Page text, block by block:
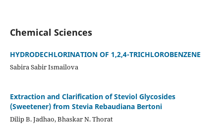
Chemical Sciences
HYDRODECHLORINATION OF 1,2,4-TRICHLOROBENZENE
Sabira Sabir Ismailova
Extraction and Clarification of Steviol Glycosides
(Sweetener) from Stevia Rebaudiana Bertoni
Dilip B. Jadhao, Bhaskar N. Thorat